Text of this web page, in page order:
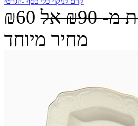
₪60 מ-₪90 אל
מחיר מיוחד